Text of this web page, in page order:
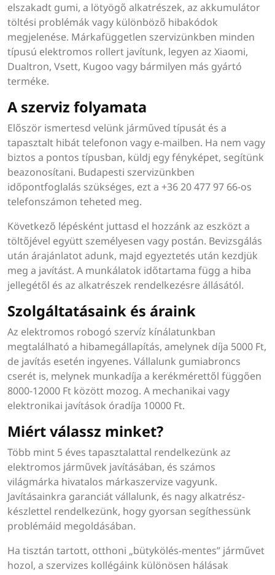
elszakadt gumi, a lötyögő alkatrészek, az akkumulátor
töltési problémák vagy különböző hibakódok
megjelenése. Márkafüggetlen szervizünkben minden
típusú elektromos rollert javítunk, legyen az Xiaomi,
Dualtron, Vsett, Kugoo vagy bármilyen más gyártó
terméke.
A szerviz folyamata
Először ismertesd velünk járműved típusát és a
tapasztalt hibát telefonon vagy e-mailben. Ha nem vagy
biztos a pontos típusban, küldj egy fényképet, segítünk
beazonosítani. Budapesti szervizünkben
időpontfoglalás szükséges, ezt a +36 20 477 97 66-os
telefonszámon teheted meg.
Következő lépésként juttasd el hozzánk az eszközt a
töltőjével együtt személyesen vagy postán. Bevizsgálás
után árajánlatot adunk, majd egyeztetés után kezdjük
meg a javítást. A munkálatok időtartama függ a hiba
jellegétől és az alkatrészek rendelkezésre állásától.
Szolgáltatásaink és áraink
Az elektromos robogó szervíz kínálatunkban
megtalálható a hibamegállapítás, amelynek díja 5000 Ft,
de javítás esetén ingyenes. Vállalunk gumiabroncs
cserét is, melynek munkadíja a kerékmérettől függően
8000-12000 Ft között mozog. A mechanikai vagy
elektronikai javítások óradíja 10000 Ft.
Miért válassz minket?
Több mint 5 éves tapasztalattal rendelkezünk az
elektromos járművek javításában, és számos
világmárka hivatalos márkaszervize vagyunk.
Javításainkra garanciát vállalunk, és nagy alkatrész-
készlettel rendelkezünk, hogy gyorsan segíthessünk
problémáid megoldásában.
Ha tisztán tartott, otthoni „bütykölés-mentes” járművet
hozol, a szervizes kollégáink különösen hálásak